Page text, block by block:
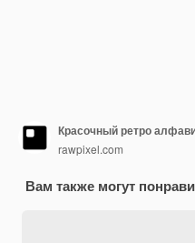
Красочный ретро
rawpixel.com
Вам также могут